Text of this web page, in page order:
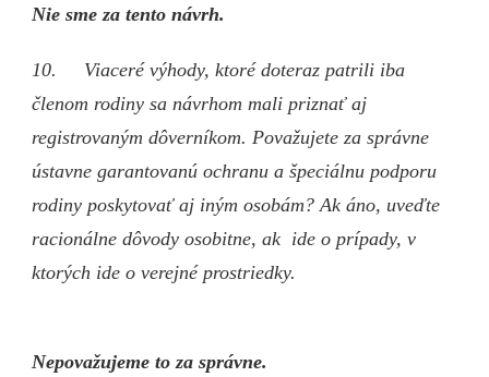
Nie sme za tento návrh.
10. Viaceré výhody, ktoré doteraz patrili iba
členom rodiny sa návrhom mali priznať aj
registrovaným dôverníkom. Považujete za správne
ústavne garantovanú ochranu a špeciálnu podporu
rodiny poskytovať aj iným osobám? Ak áno, uveďte
racionálne dôvody osobitne, ak ide o prípady, v
ktorých ide o verejné prostriedky.
Nepovažujeme to za správne.